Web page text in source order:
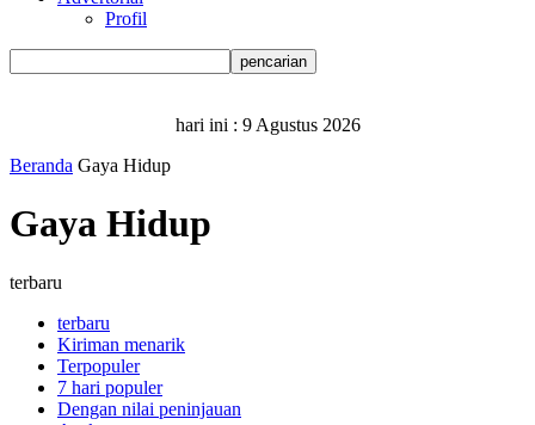
Profil
hari ini : 9 Agustus 2026
Beranda Gaya Hidup
Gaya Hidup
terbaru
terbaru
Kiriman menarik
Terpopuler
7 hari populer
Dengan nilai peninjauan